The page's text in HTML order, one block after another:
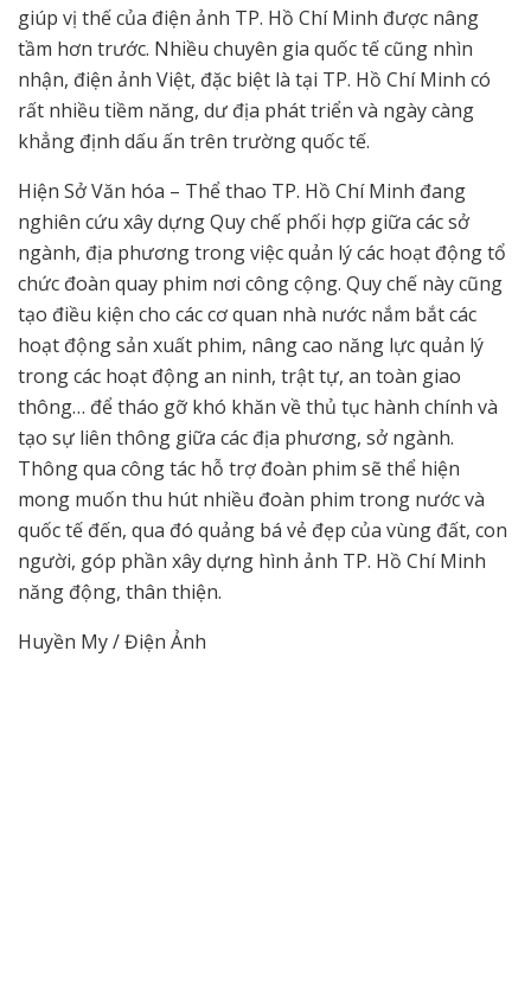
giúp vị thế của điện ảnh TP. Hồ Chí Minh được nâng
tầm hơn trước. Nhiều chuyên gia quốc tế cũng nhìn
nhận, điện ảnh Việt, đặc biệt là tại TP. Hồ Chí Minh có
rất nhiều tiềm năng, dư địa phát triển và ngày càng
khẳng định dấu ấn trên trường quốc tế.
Hiện Sở Văn hóa – Thể thao TP. Hồ Chí Minh đang
nghiên cứu xây dựng Quy chế phối hợp giữa các sở
ngành, địa phương trong việc quản lý các hoạt động tổ
chức đoàn quay phim nơi công cộng. Quy chế này cũng
tạo điều kiện cho các cơ quan nhà nước nắm bắt các
hoạt động sản xuất phim, nâng cao năng lực quản lý
trong các hoạt động an ninh, trật tự, an toàn giao
thông… để tháo gỡ khó khăn về thủ tục hành chính và
tạo sự liên thông giữa các địa phương, sở ngành.
Thông qua công tác hỗ trợ đoàn phim sẽ thể hiện
mong muốn thu hút nhiều đoàn phim trong nước và
quốc tế đến, qua đó quảng bá vẻ đẹp của vùng đất, con
người, góp phần xây dựng hình ảnh TP. Hồ Chí Minh
năng động, thân thiện.
Huyền My / Điện Ảnh